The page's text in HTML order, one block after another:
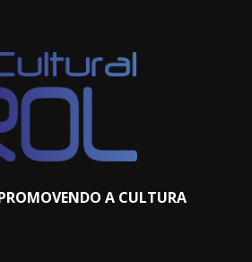
A CULTURA